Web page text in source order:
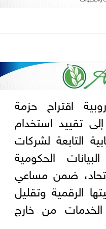
اقتراح حزمة
تقييد استخدام
التابعة لشركات
الحكومية
ضمن مساعي
الرقمية وتقليل
من خارج